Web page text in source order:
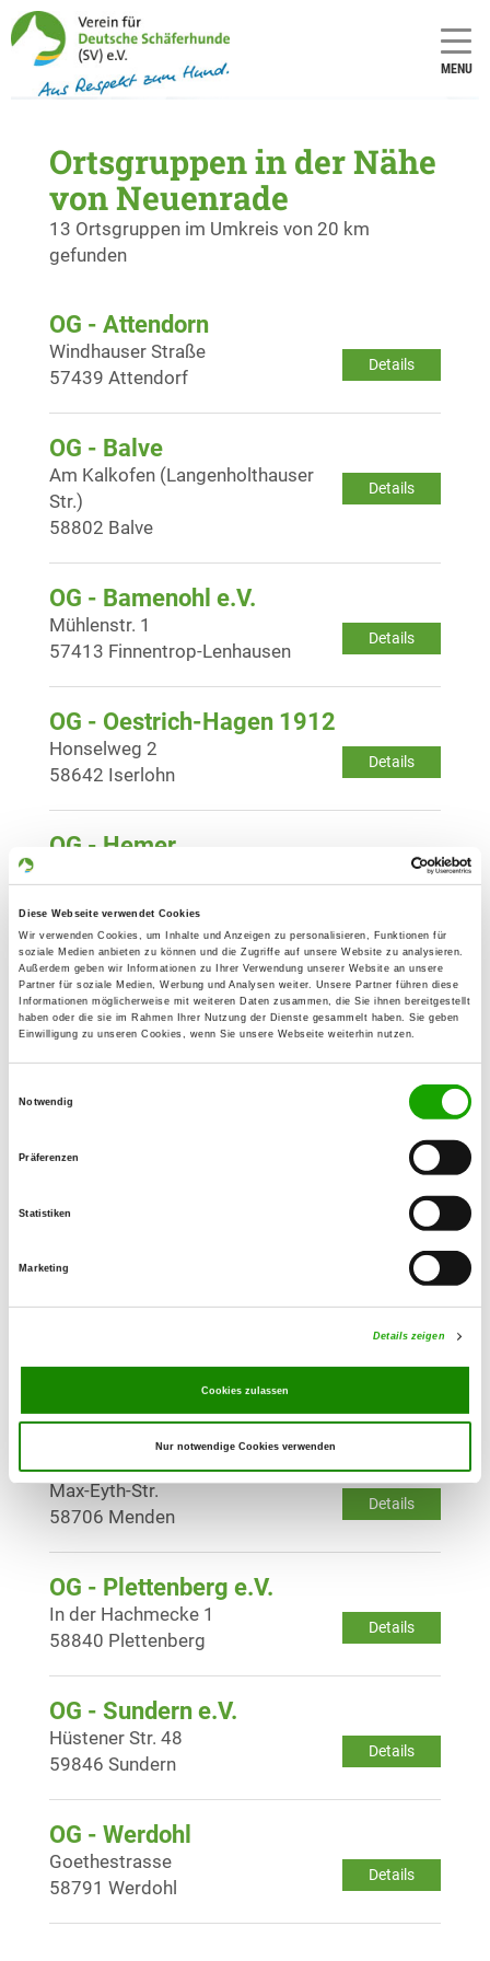
Diese Webseite verwendet Cookies
Wir verwenden Cookies, um Inhalte und Anzeigen zu personalisieren, Funktionen für
soziale Medien anbieten zu können und die Zugriffe auf unsere Website zu analysieren.
Außerdem geben wir Informationen zu Ihrer Verwendung unserer Website an unsere
Partner für soziale Medien, Werbung und Analysen weiter. Unsere Partner führen diese
Informationen möglicherweise mit weiteren Daten zusammen, die Sie ihnen bereitgestellt
haben oder die sie im Rahmen Ihrer Nutzung der Dienste gesammelt haben. Sie geben
Einwilligung zu unseren Cookies, wenn Sie unsere Webseite weiterhin nutzen.
Notwendig
Präferenzen
Statistiken
Marketing
Details zeigen
Cookies zulassen
Nur notwendige Cookies verwenden
MENU
Ortsgruppen in der Nähe
von Neuenrade
13 Ortsgruppen im Umkreis von 20 km
gefunden
OG - Attendorn
Details
Windhauser Straße
57439 Attendorf
OG - Balve
Details
Am Kalkofen (Langenholthauser
Str.)
58802 Balve
OG - Bamenohl e.V.
Details
Mühlenstr. 1
57413 Finnentrop-Lenhausen
OG - Oestrich-Hagen 1912
Details
Honselweg 2
58642 Iserlohn
OG - Hemer
Details
OG - Hohenlimburg
Details
Oppelner Straße
58642 Iserlohn-Letmathe
OG - Iserlohn
OG - Iserlohn-Letmathe
Details
58636 Iserlohn
Felde 81
58515 Lüdenscheid
OG - Menden
Details
Max-Eyth-Str.
58706 Menden
OG - Plettenberg e.V.
Details
In der Hachmecke 1
58840 Plettenberg
OG - Sundern e.V.
Details
Hüstener Str. 48
59846 Sundern
OG - Werdohl
Details
Goethestrasse
58791 Werdohl